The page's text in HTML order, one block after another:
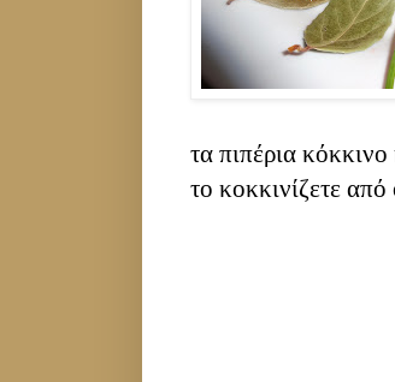
τα πιπέρια
το κοκκινίζετε από